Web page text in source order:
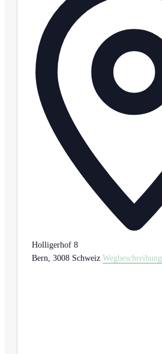
Holligerhof 8
Bern, 3008 Schweiz Wegbeschreibung